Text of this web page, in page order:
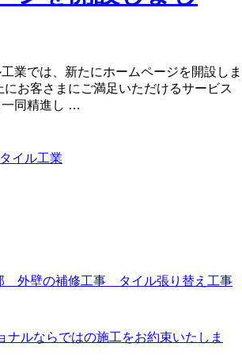
業では、新たにホームページを開設しま
にお客さまにご満足いただけるサービス
一同精進し …
イル工業
外壁の補修工事 タイル張り替え工事
ナルならではの施工をお約束いたしま